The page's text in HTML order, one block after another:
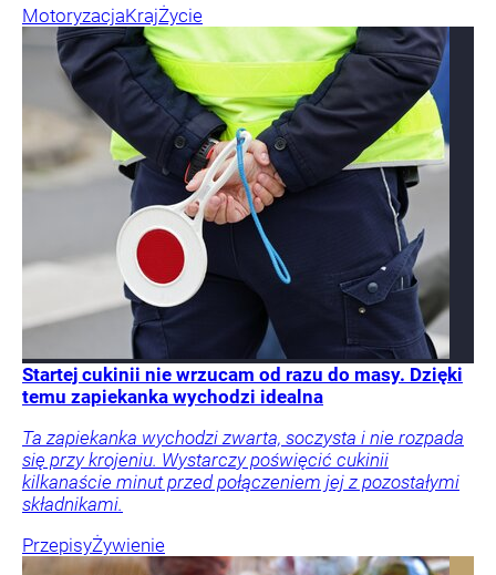
MotoryzacjaKrajŻycie
Startej cukinii nie wrzucam od razu do masy. Dzięki
temu zapiekanka wychodzi idealna
Ta zapiekanka wychodzi zwarta, soczysta i nie rozpada
się przy krojeniu. Wystarczy poświęcić cukinii
kilkanaście minut przed połączeniem jej z pozostałymi
składnikami.
PrzepisyŻywienie